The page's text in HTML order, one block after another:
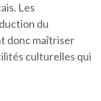
Les
du
donc maîtriser
culturelles qui